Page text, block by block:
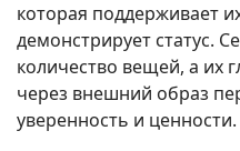
которая поддерживает
демонстрирует статус.
количество вещей, а их
через внешний образ
уверенность и ценности.